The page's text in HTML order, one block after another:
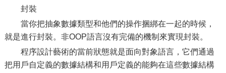
封裝
當你把抽象數據類型和他們的操作捆綁在一起的時候，
就是進行封裝。非OOP語言沒有完備的機制來實現封裝。
程序設計藝術的當前狀態就是面向對象語言，它們通過
把用戶自定義的數據結構和用戶定義的能夠在這些數據結構